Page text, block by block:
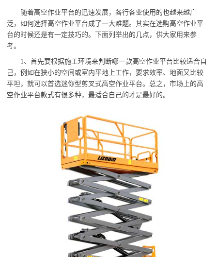
随着高空作业平台的迅速发展，各行各业使用的也越来越广
泛，如何选择高空作业平台成了一大难题。其实在选购高空作业平
台的时候还是有一定技巧的。
下面列举出的几点，供大家用来参
考。
1、首先要根据施工环境来判断哪一款高空作业平台 比较适合 自
己，例如在狭小的空间或室内平地上工作，要求效率、地面又比较
平坦，就可以首选迷你型剪叉式高空作业平台。总之，市场上的高
空作业平台款式有很多种，最适合自己的才是最好的。